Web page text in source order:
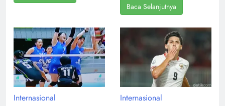
Baca Selanjutnya
Internasional Internasional